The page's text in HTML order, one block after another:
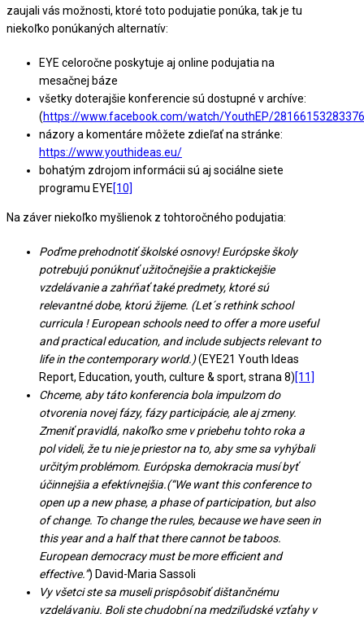
zaujali vás možnosti, ktoré toto podujatie ponúka, tak je tu
niekoľko ponúkaných alternatív:
EYE celoročne poskytuje aj online podujatia na
mesačnej báze
všetky doterajšie konferencie sú dostupné v archíve:
(https://www.facebook.com/watch/YouthEP/
názory a komentáre môžete zdieľať na stránke:
https://www.youthideas.eu/
bohatým zdrojom informácii sú aj sociálne siete
programu EYE[10]
Na záver niekoľko myšlienok z tohtoročného podujatia:
Poďme prehodnotiť školské osnovy! Európske školy
potrebujú ponúknuť užitočnejšie a praktickejšie
vzdelávanie a zahŕňať také predmety, ktoré sú
relevantné dobe, ktorú žijeme. (Let´s rethink school
curricula ! European schools need tooffer a more useful
and practical education, and include subjects relevant to
life in the contemporary world.)(EYE21 Youth Ideas
Report, Education, youth, culture & sport, strana 8)[11]
Chceme, aby táto konferencia bola impulzom do
otvorenia novej fázy, fázy participácie, ale aj zmeny.
Zmeniť pravidlá, nakoľko sme v priebehu tohto roka a
pol videli, že tu nie je priestor na to, aby sme sa vyhýbali
určitým problémom. Európska demokracia musí byť
účinnejšia a efektívnejšia.(“We want this conference to
open up a new phase, a phase of participation, but also
of change. To change the rules, because we have seen in
this year and a half that there cannot be taboos.
European democracy must be more efficient and
effective.”) David-Maria Sassoli
Vy všetci ste sa museli prispôsobiť dištančnému
vzdelávaniu. Boli ste chudobní na medziľudské vzťahy v